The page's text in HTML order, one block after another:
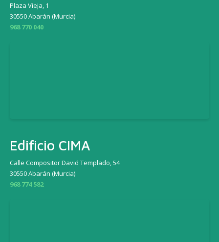
Plaza Vieja, 1
30550 Abarán (Murcia)
968 770 040
Edificio CIMA
Calle Compositor David Templado, 54
30550 Abarán (Murcia)
968 774 582